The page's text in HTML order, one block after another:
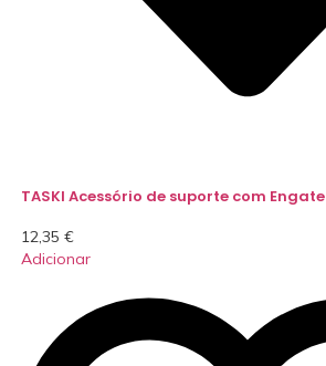
TASKI Acessório de suporte com Engate
12,35 €
Adicionar